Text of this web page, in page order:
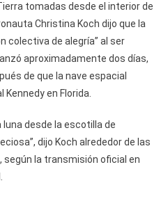
tomadas desde el interior de
Christina Koch dijo que la
colectiva de alegría” al ser
aproximadamente dos días,
de que la nave espacial
en Florida.
luna desde la escotilla de
dijo Koch alrededor de las
según la transmisión oficial en